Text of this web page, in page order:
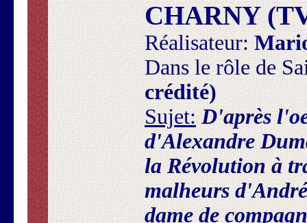
CHARNY
Réalisateur:
Dans le rôle de
crédité)
Sujet: D'après
d'Alexandre
la Révolution à
malheurs
dame de